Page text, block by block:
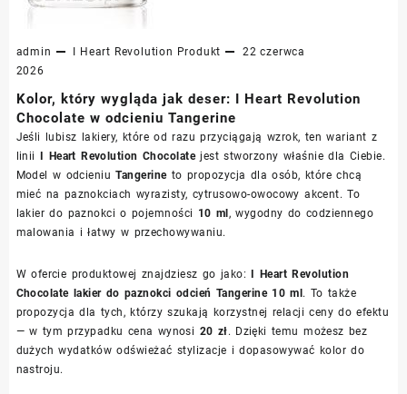
admin I Heart Revolution Produkt
22 czerwca
2026
Kolor, który wygląda jak deser: I Heart Revolution
Chocolate w odcieniu Tangerine
Jeśli lubisz lakiery, które od razu przyciągają wzrok, ten wariant z
linii I Heart Revolution Chocolatejest stworzony właśnie dla Ciebie.
Model w odcieniuTangerineto propozycja dla osób, które chcą
mieć na paznokciach wyrazisty, cytrusowo-owocowy akcent. To
lakier do paznokci o pojemności 10 ml, wygodny do codziennego
malowania i łatwy w przechowywaniu.
W ofercie produktowej znajdziesz go jako:I Heart Revolution
Chocolate lakier do paznokci odcień Tangerine 10 ml. To także
propozycja dla tych, którzy szukają korzystnej relacji ceny do efektu
— w tym przypadku cena wynosi 20 zł. Dzięki temu możesz bez
dużych wydatków odświeżać stylizacje i dopasowywać kolor do
nastroju.